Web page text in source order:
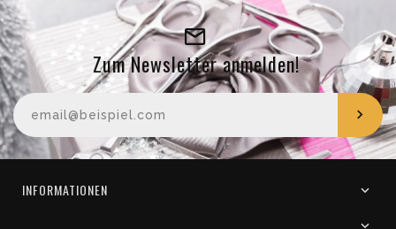
Zum Newsletter anmelden!
INFORMATIONEN